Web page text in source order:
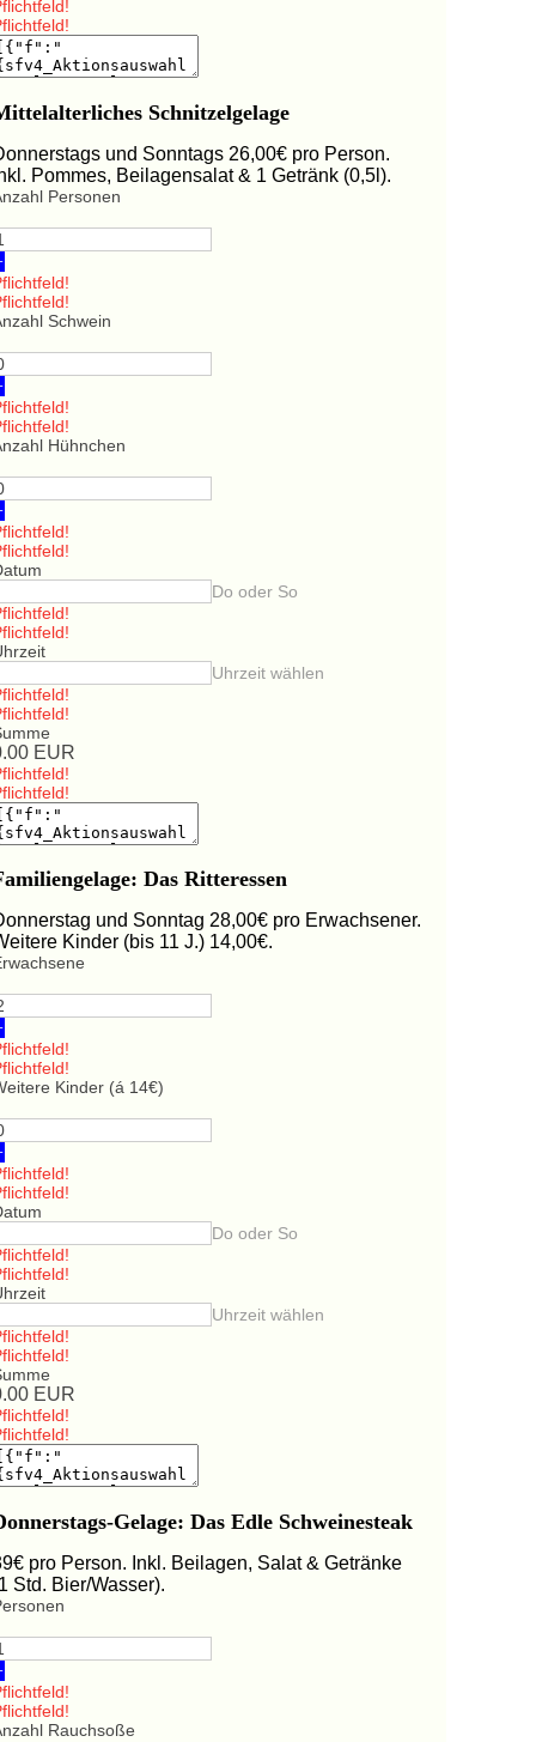
Schnitzelgelage
und Sonntags 26,00€ pro Person.
Pommes, Beilagensalat & 1 Getränk (0,5l).
Personen
Schwein
Hühnchen
Do oder So
Uhrzeit wählen
EUR
Das Ritteressen
und Sonntag 28,00€ pro Erwachsener.
Kinder (bis 11 J.) 14,00€.
Kinder (á 14€)
Do oder So
Uhrzeit wählen
EUR
Gelage: Das Edle Schweinesteak
pro Person. Inkl. Beilagen, Salat & Getränke
Std. Bier/Wasser).
Rauchsoße